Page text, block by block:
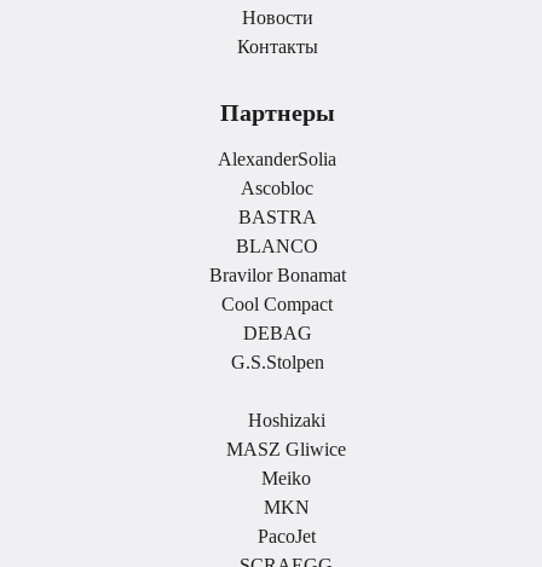
Новости
Контакты
Партнеры
AlexanderSolia
Ascobloc
BASTRA
BLANCO
Bravilor Bonamat
Cool Compact
DEBAG
G.S.Stolpen
Hoshizaki
MASZ Gliwice
Meiko
MKN
PacoJet